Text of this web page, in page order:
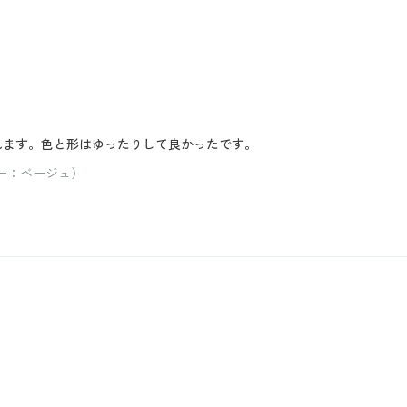
す。色と形はゆったりして良かったです。
ベージュ）